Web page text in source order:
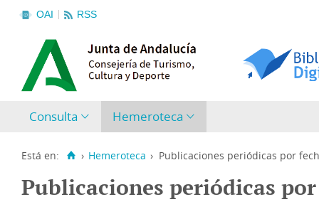
OAI RSS
Consulta Hemeroteca
Está en: › Hemeroteca › Publicaciones periódicas por
Publicaciones periódicas